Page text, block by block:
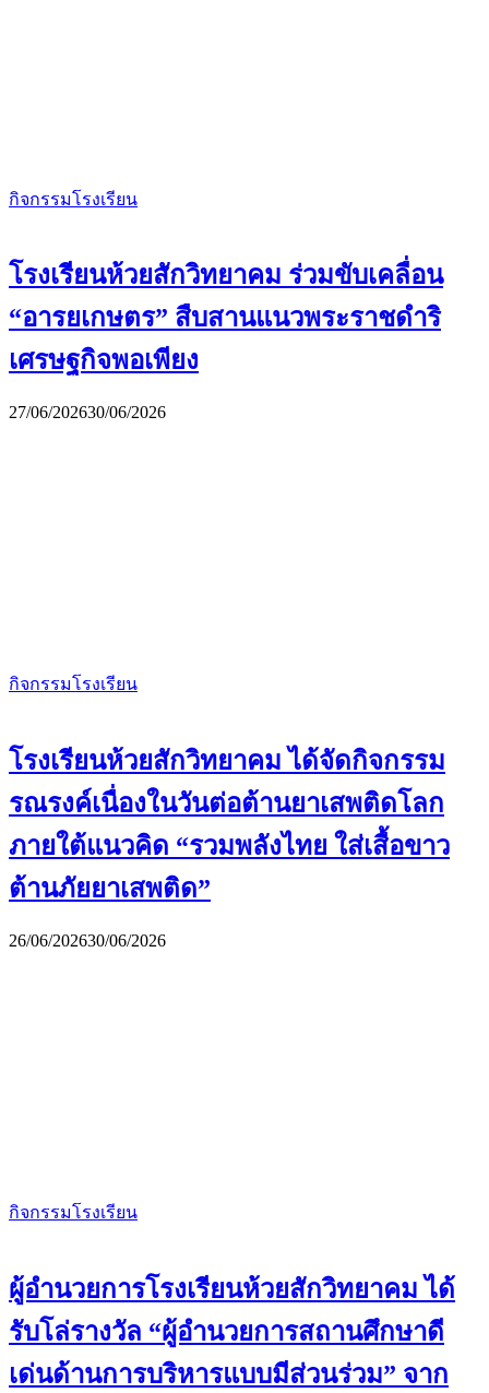
กิจกรรมโรงเรียน
โรงเรียนห้วยสักวิทยาคม ร่วมขับเคลื่อน
“อารยเกษตร” สืบสานแนวพระราชดำริ
เศรษฐกิจพอเพียง
27/06/202630/06/2026
กิจกรรมโรงเรียน
โรงเรียนห้วยสักวิทยาคม ได้จัดกิจกรรม
รณรงค์เนื่องในวันต่อต้านยาเสพติดโลก
ภายใต้แนวคิด “รวมพลังไทย ใส่เสื้อขาว
ต้านภัยยาเสพติด”
26/06/202630/06/2026
กิจกรรมโรงเรียน
ผู้อำนวยการโรงเรียนห้วยสักวิทยาคม ได้
รับโล่รางวัล “ผู้อำนวยการสถานศึกษาดี
เด่นด้านการบริหารแบบมีส่วนร่วม” จาก